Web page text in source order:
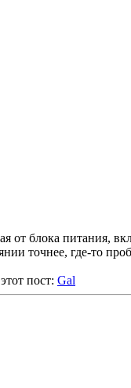
от блока питания,
точнее, где-то
пост: Gal